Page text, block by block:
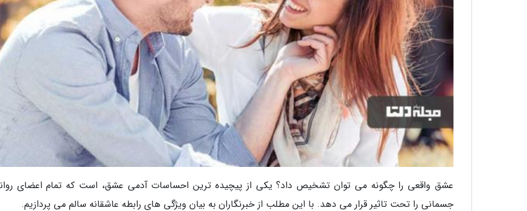
عشق واقعی را چگونه می توان تشخیص داد؟ یکی از پیچیده ترین احساسات آدمی عشق، است که تمام اعضای
جسمانی را تحت تاثیر قرار می دهد. با این مطلب از خبرنگاران به بیان ویژگی های رابطه عاشقانه سالم می پردازیم.